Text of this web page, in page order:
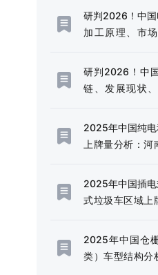
研判2026！中国
加工原理、市
高端化转型加速
研判2026！中
链、发展现状
模持续扩容[图]
2025年中国纯
上牌量分析：
2025年中国插
式垃圾车区域上
2025年中国仓
类）车型结构分